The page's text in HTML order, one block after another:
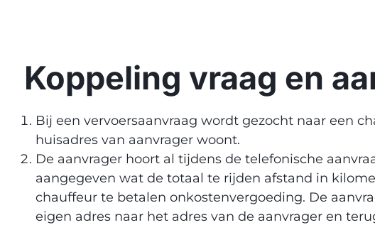
Koppeling vraag en
Bij een vervoersaanvraag wordt gezocht naar een
huisadres van aanvrager woont.
De aanvrager hoort al tijdens de telefonische
aangegeven wat de totaal te rijden afstand in
chauffeur te betalen onkostenvergoeding. De
eigen adres naar het adres van de aanvrager en